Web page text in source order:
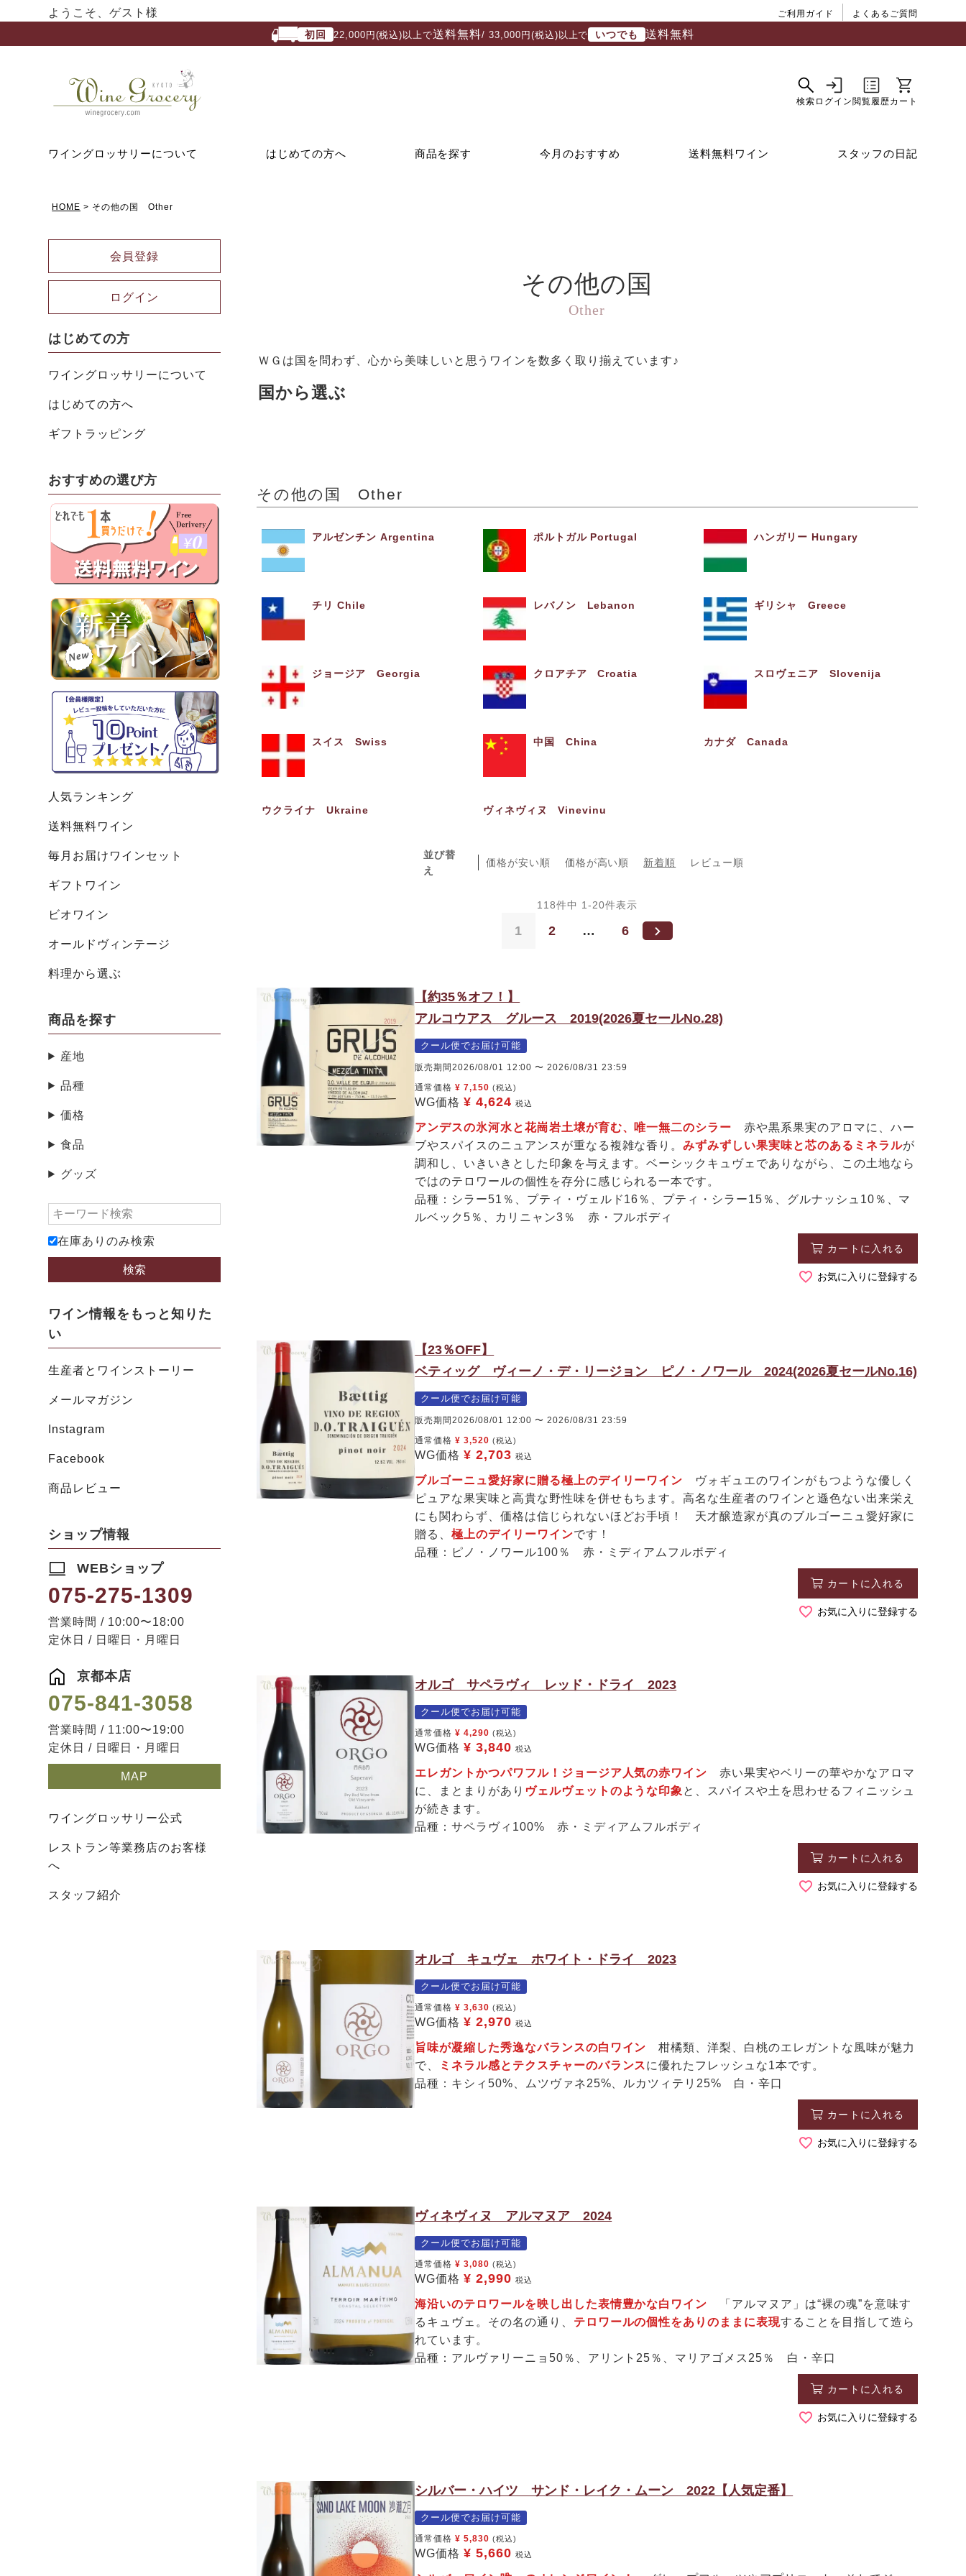
ようこそ、ゲスト様 ご利用ガイド よくあるご質問
初回 22,000円(税込)以上で送料無料/ 33,000円(税込)以上で いつでも 送料無料
ワイングロッサリーについて はじめての方へ 商品を探す 今月のおすすめ 送料無料ワイン スタッフの日記
HOME その他の国 Other
会員登録
ログイン
はじめての方
ワイングロッサリーについて
はじめての方へ
ギフトラッピング
おすすめの選び方
人気ランキング
送料無料ワイン
毎月お届けワインセット
ギフトワイン
ビオワイン
オールドヴィンテージ
料理から選ぶ
商品を探す
産地
品種
価格
食品
グッズ
在庫ありのみ検索
検索
ワイン情報をもっと知りた
い
生産者とワインストーリー
メールマガジン
Instagram
Facebook
商品レビュー
ショップ情報
WEBショップ
075-275-1309
営業時間 / 10:00〜18:00
定休日 / 日曜日・月曜日
京都本店
075-841-3058
営業時間 / 11:00〜19:00
定休日 / 日曜日・月曜日
MAP
ワイングロッサリー公式
レストラン等業務店のお客様
へ
スタッフ紹介
その他の国
Other
ＷＧは国を問わず、心から美味しいと思うワインを数多く取り揃えています♪
国から選ぶ
その他の国 Other
アルゼンチン Argentina ポルトガル Portugal ハンガリー Hungary
チリ Chile レバノン Lebanon ギリシャ Greece
ジョージア Georgia クロアチア Croatia スロヴェニア Slovenija
スイス Swiss 中国 China カナダ Canada
ウクライナ Ukraine ヴィネヴィヌ Vinevinu
並び替
え
価格が安い順 価格が高い順 新着順 レビュー順
118件中 1 -20件表示
1 2 … 6
【約35％オフ！】
アルコウアス グルース 2019(2026夏セールNo.28)
クール便でお届け可能
販売期間2026/08/01 12:00〜 2026/08/31 23:59
通常価格 ¥ 7,150 (税込)
WG価格 ¥ 4,624 税込
アンデスの氷河水と花崗岩土壌が育む、唯一無二のシラー赤や黒系果実のアロマに、ハー
ブやスパイスのニュアンスが重なる複雑な香り。みずみずしい果実味と芯のあるミネラルが
調和し、いきいきとした印象を与えます。ベーシックキュヴェでありながら、この土地なら
ではのテロワールの個性を存分に感じられる一本です。
品種：シラー51％、プティ・ヴェルド16％、プティ・シラー15％、グルナッシュ10％、マ
ルベック5％、カリニャン3％ 赤・フルボディ
カートに入れる
お気に入りに登録する
【23％OFF】
ベティッグ ヴィーノ・デ・リージョン ピノ・ノワール 2024(2026夏セールNo.16)
クール便でお届け可能
販売期間2026/08/01 12:00〜 2026/08/31 23:59
通常価格 ¥ 3,520 (税込)
WG価格 ¥ 2,703 税込
ブルゴーニュ愛好家に贈る極上のデイリーワイン
ヴォギュエのワインがもつような優しく
ピュアな果実味と高貴な野性味を併せもちます。高名な生産者のワインと遜色ない出来栄え
にも関わらず、価格は信じられないほどお手頃！ 天才醸造家が真のブルゴーニュ愛好家に
贈る、極上のデイリーワインです！
品種：ピノ・ノワール100％ 赤・ミディアムフルボディ
カートに入れる
お気に入りに登録する
オルゴ サペラヴィ レッド・ドライ 2023
クール便でお届け可能
通常価格 ¥ 4,290 (税込)
WG価格 ¥ 3,840 税込
エレガントかつパワフル！ジョージア人気の赤ワイン 赤い果実やベリーの華やかなアロマ
に、まとまりがあり ヴェルヴェットのような印象 と、スパイスや土を思わせるフィニッシュ
が続きます。
品種：サペラヴィ100% 赤・ミディアムフルボディ
カートに入れる
お気に入りに登録する
オルゴ キュヴェ ホワイト・ドライ 2023
クール便でお届け可能
通常価格 ¥ 3,630 (税込)
WG価格 ¥ 2,970 税込
旨味が凝縮した秀逸なバランスの白ワイン 柑橘類、洋梨、白桃のエレガントな風味が魅力
で、
ミネラル感とテクスチャーのバランスに優れたフレッシュな1本です。
品種：キシィ50%、ムツヴァネ25%、ルカツィテリ25% 白・辛口
カートに入れる
お気に入りに登録する
ヴィネヴィヌ アルマヌア 2024
クール便でお届け可能
通常価格 ¥ 3,080 (税込)
WG価格 ¥ 2,990 税込
海沿いのテロワールを映し出した表情豊かな白ワイン 「アルマヌア」は“裸の魂”を意味す
るキュヴェ。その名の通り、 テロワールの個性をありのままに表現することを目指して造ら
れています。
品種：アルヴァリーニョ50％、アリント25％、マリアゴメス25％ 白・辛口
カートに入れる
お気に入りに登録する
シルバー・ハイツ サンド・レイク・ムーン 2022【人気定番】
クール便でお届け可能
通常価格 ¥ 5,830 (税込)
WG価格 ¥ 5,660 税込